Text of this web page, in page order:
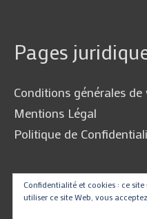
Pages
Conditions générales de
Mentions Légal
Politique de
Traduire
Confidentialité et cookies : ce
utiliser ce site Web, vous